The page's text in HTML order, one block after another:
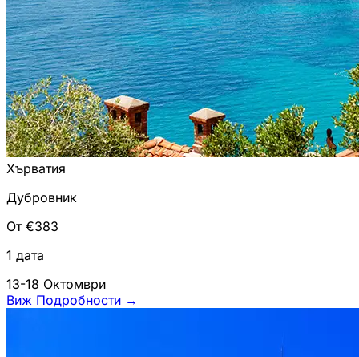
Хърватия
Дубровник
От €383
1 дата
13-18 Октомври
Виж Подробности →